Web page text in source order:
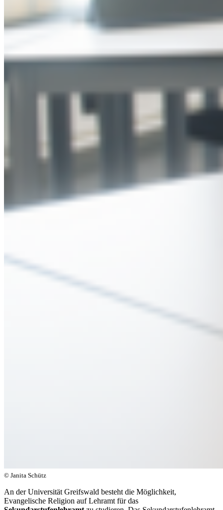
© Janita Schütz
An der Universität Greifswald besteht die Möglichkeit,
Evangelische Religion auf Lehramt für das